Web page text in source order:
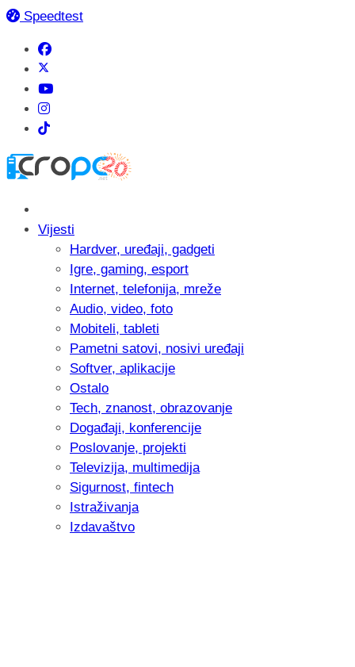
Speedtest
Vijesti
Hardver, uređaji, gadgeti
Igre, gaming, esport
Internet, telefonija, mreže
Audio, video, foto
Mobiteli, tableti
Pametni satovi, nosivi uređaji
Softver, aplikacije
Ostalo
Tech, znanost, obrazovanje
Događaji, konferencije
Poslovanje, projekti
Televizija, multimedija
Sigurnost, fintech
Istraživanja
Izdavaštvo